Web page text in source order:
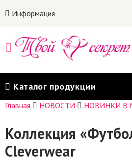
Информация
Каталог продукции
Главная НОВОСТИ НОВИНКИ В
Коллекция
Cleverwear